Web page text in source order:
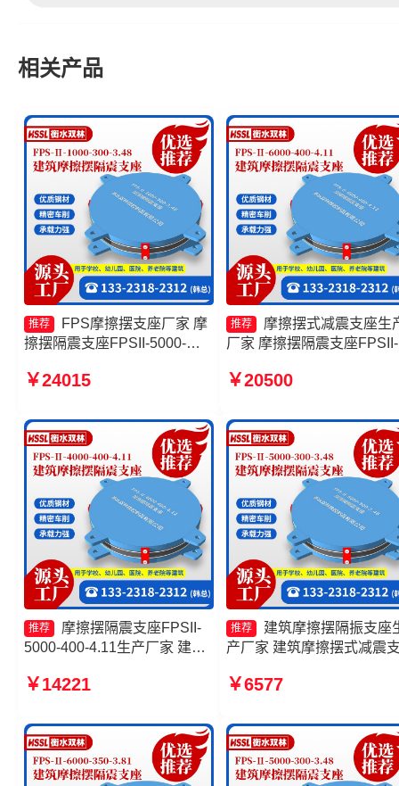
相关产品
推荐
FPS摩擦摆支座厂家 摩
擦摆隔震支座FPSII-5000-
摆支座生产厂家 摩擦摆隔震支
厂家
￥24015
推荐
摩擦摆式减震支座生
厂家 摩擦摆隔震支座FPSII-
座FPS-Ⅱ-2000-400-3.81
350-3.81厂家
￥20500
推荐
摩擦摆隔震支座FPSII-
5000-400-4.11生产厂家 建筑
擦摆隔震支座FPSII-1000-
支座
￥14221
推荐
建筑摩擦摆隔振支座
产厂家 建筑摩擦摆式减震
座厂家 建筑摩擦摆隔震支
￥6577